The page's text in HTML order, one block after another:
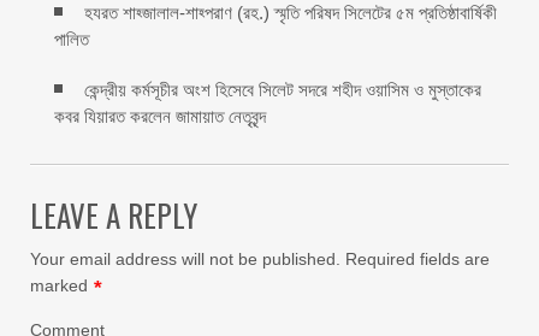
হযরত শাহ্জালাল-শাহ্পরাণ (রহ.) স্মৃতি পরিষদ সিলেটের ৫ম প্রতিষ্ঠাবার্ষিকী
পালিত ‎​
কেন্দ্রীয় কর্মসূচীর অংশ হিসেবে সিলেট সদরে শহীদ ওয়াসিম ও মুস্তাকের
কবর যিয়ারত করলেন জামায়াত নেতৃবৃন্দ ‎
LEAVE A REPLY
Your email address will not be published.
Required fields are
marked *
Comment